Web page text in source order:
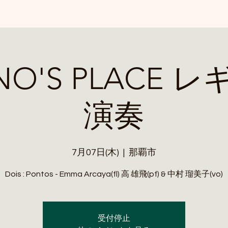
PLACE レ
演奏
7月07日(木)
  |
那覇市
Dois : Pontos - Emma Arcaya(fl) 高 雄飛(pf) & 中村 瑠美子(vo)
受付停止